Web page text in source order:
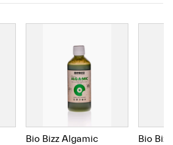
Bio Bizz Algamic
Bio